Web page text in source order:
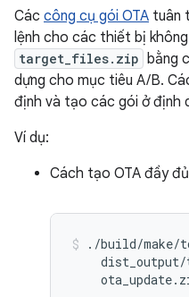
Các công cụ gói OTA tuân
lệnh cho các thiết bị
target_files.zip
bằng
dựng cho mục tiêu A/B.
định và tạo các gói ở định
Ví dụ:
Cách tạo OTA đầy
./build/make/